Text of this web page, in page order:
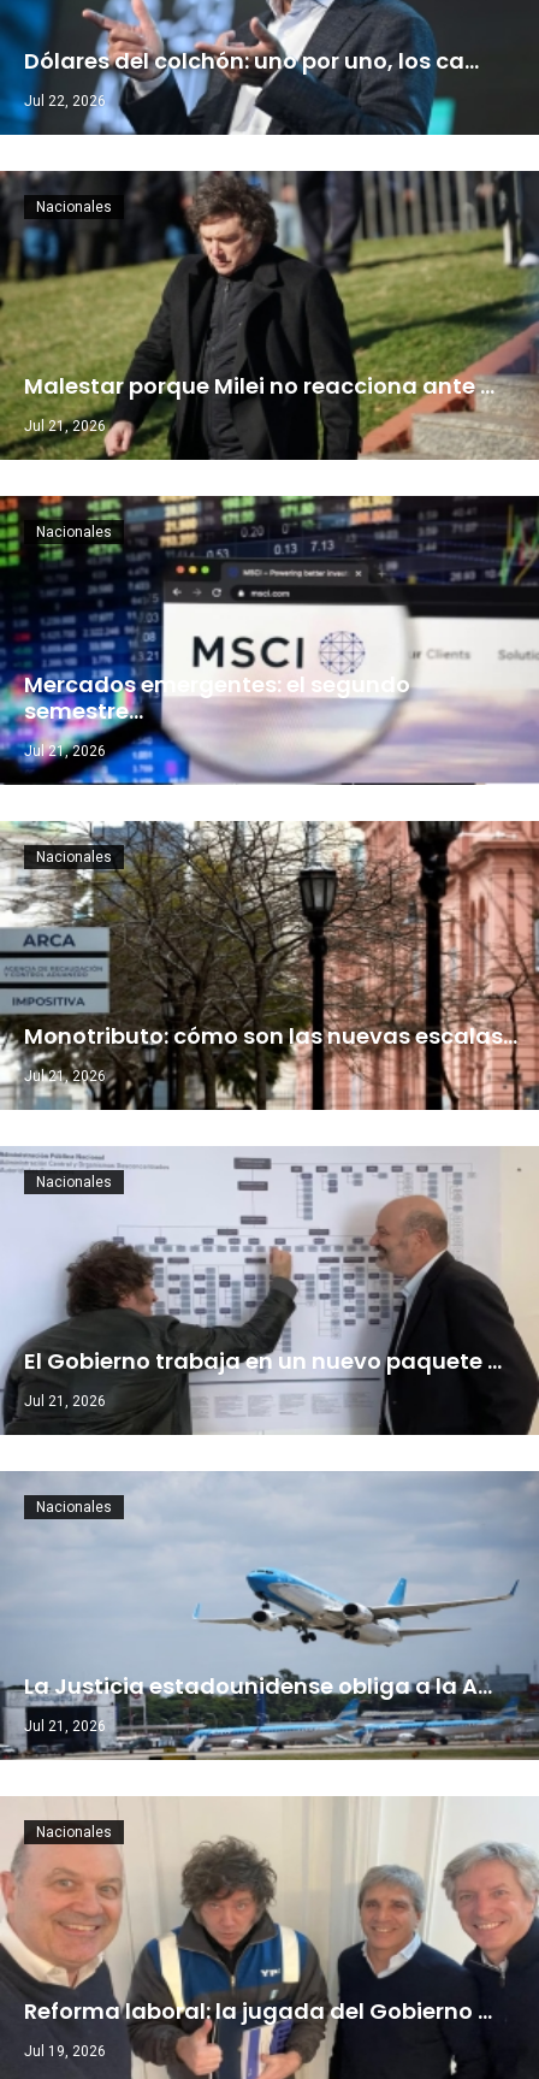
Dólares del colchón: uno por uno, los ca…
Jul 22, 2026
Malestar porque Milei no reacciona ante …
Jul 21, 2026
Nacionales
Mercados emergentes: el segundo
semestre…
Jul 21, 2026
Nacionales
Monotributo: cómo son las nuevas escalas…
Jul 21, 2026
Nacionales
El Gobierno trabaja en un nuevo paquete …
Jul 21, 2026
Nacionales
La Justicia estadounidense obliga a la A…
Jul 21, 2026
Nacionales
Reforma laboral: la jugada del Gobierno …
Jul 19, 2026
Nacionales